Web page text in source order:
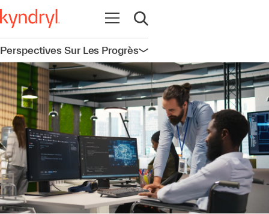
Ouvrir la navigation
Ouvrir la recherche
Perspectives Sur Les ProgrèsOuvrir la navigation